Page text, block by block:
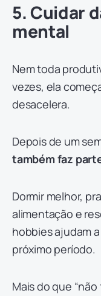
5. Cuidar
mental
Nem toda
vezes, ela
desacelera.
Depois de um
também faz
Dormir melhor,
alimentação e
hobbies ajudam
próximo período.
Mais do que “não